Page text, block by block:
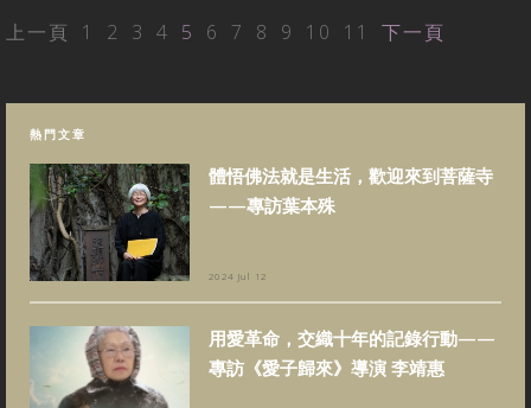
上一頁 1 2 3 4 5 6 7 8 9 10 11 下一頁
熱門文章
體悟佛法就是生活，歡迎來到菩薩寺
——專訪葉本殊
2024 Jul 12
用愛革命，交織十年的記錄行動——
專訪《愛子歸來》導演 李靖惠